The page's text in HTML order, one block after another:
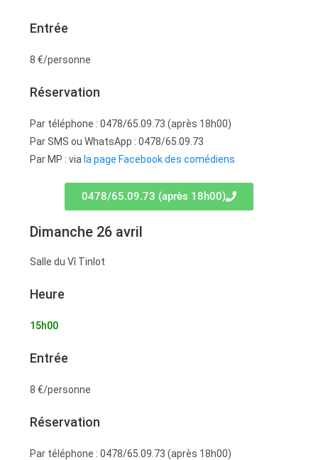
Entrée
8 €/personne
Réservation
Par téléphone : 0478/65.09.73 (après 18h00)
Par SMS ou WhatsApp : 0478/65.09.73
Par MP : via la page Facebook des comédiens
0478/65.09.73 (après 18h00)
Dimanche 26 avril
Salle du Vî Tinlot
Heure
15h00
Entrée
8 €/personne
Réservation
Par téléphone : 0478/65.09.73 (après 18h00)